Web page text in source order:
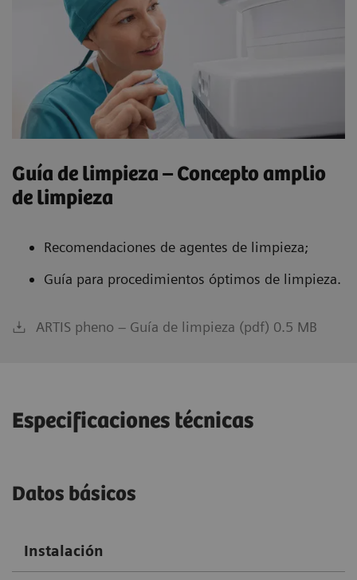
Guía de limpieza – Concepto amplio
de limpieza
Recomendaciones de agentes de limpieza;
Guía para procedimientos óptimos de limpieza.
ARTIS pheno – Guía de limpieza (pdf) 0.5 MB
Especificaciones técnicas
Datos básicos
Instalación